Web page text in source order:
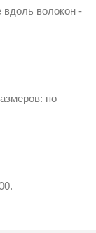
вдоль волокон -
по